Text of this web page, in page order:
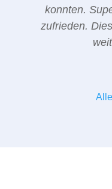
konnten.
zufrieden.